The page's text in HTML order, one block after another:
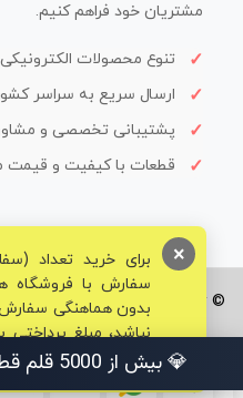
مشتریان خود فراهم کنیم.
تنوع محصولات
ارسال سریع به سراسر
پشتیبانی تخصصی و
قطعات با کیفیت و قیمت
© تمامی حقوق برای فروشگاه
برای خرید تعداد
سفارش با فروشگاه
بدون هماهنگی
نباشد، مبلغ
مالیاتی به حساب شما
×
💎 بیش از 5000 قلم قطعات الکترونیک و رباتیک